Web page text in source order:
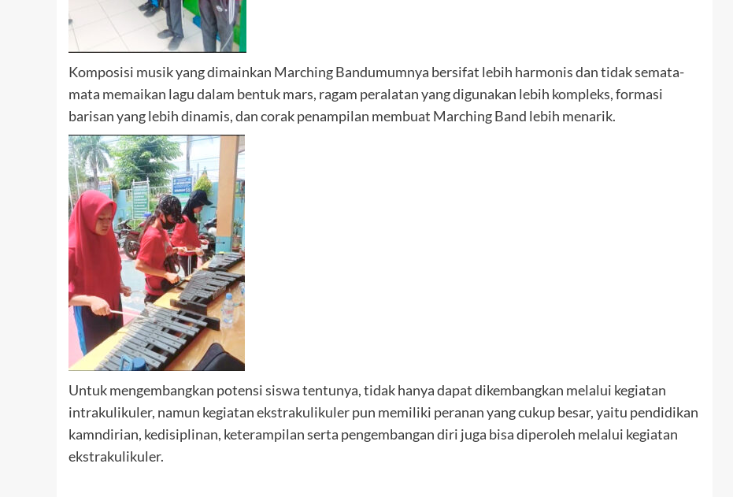
Komposisi musik yang dimainkan Marching Bandumumnya bersifat lebih harmonis dan tidak semata-
mata memaikan lagu dalam bentuk mars, ragam peralatan yang digunakan lebih kompleks, formasi
barisan yang lebih dinamis, dan corak penampilan membuat Marching Band lebih menarik.
Untuk mengembangkan potensi siswa tentunya, tidak hanya dapat dikembangkan melalui kegiatan
intrakulikuler, namun kegiatan ekstrakulikuler pun memiliki peranan yang cukup besar, yaitu pendidikan
kamndirian, kedisiplinan, keterampilan serta pengembangan diri juga bisa diperoleh melalui kegiatan
ekstrakulikuler.